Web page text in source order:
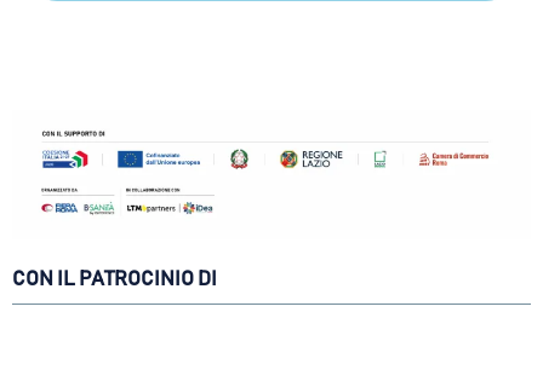
CON IL PATROCINIO DI